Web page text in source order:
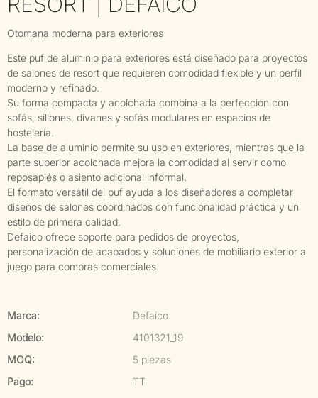
Otomana moderna para exteriores
Este puf de aluminio para exteriores está diseñado para proyectos
de salones de resort que requieren comodidad flexible y un perfil
moderno y refinado.
Su forma compacta y acolchada combina a la perfección con
sofás, sillones, divanes y sofás modulares en espacios de
hostelería.
La base de aluminio permite su uso en exteriores, mientras que la
parte superior acolchada mejora la comodidad al servir como
reposapiés o asiento adicional informal.
El formato versátil del puf ayuda a los diseñadores a completar
diseños de salones coordinados con funcionalidad práctica y un
estilo de primera calidad.
Defaico ofrece soporte para pedidos de proyectos,
personalización de acabados y soluciones de mobiliario exterior a
juego para compras comerciales.
Marca:
Defaico
Modelo:
4101321_19
MOQ:
5 piezas
Pago:
TT